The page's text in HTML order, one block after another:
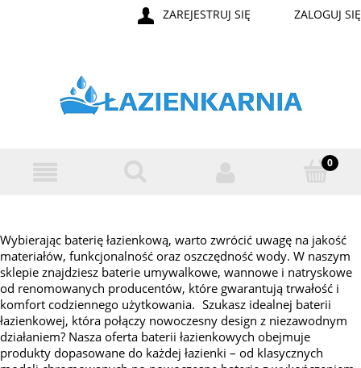
ZAREJESTRUJ SIĘ ZALOGUJ SIĘ
Wybierając baterię łazienkową, warto zwrócić uwagę na jakość
materiałów, funkcjonalność oraz oszczędność wody. W naszym
sklepie znajdziesz baterie umywalkowe, wannowe i natryskowe
od renomowanych producentów, które gwarantują trwałość i
komfort codziennego użytkowania. Szukasz idealnej baterii
łazienkowej, która połączy nowoczesny design z niezawodnym
działaniem? Nasza oferta baterii łazienkowych obejmuje
produkty dopasowane do każdej łazienki – od klasycznych